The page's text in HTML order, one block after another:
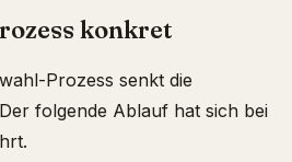
konkret
Prozess senkt die
folgende Ablauf hat sich bei